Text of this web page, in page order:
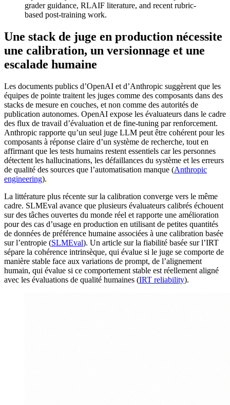
grader guidance, RLAIF literature, and recent rubric-
based post-training work.
Une stack de juge en production nécessite
une calibration, un versionnage et une
escalade humaine
Les documents publics d’OpenAI et d’Anthropic suggèrent que les
équipes de pointe traitent les juges comme des composants dans des
stacks de mesure en couches, et non comme des autorités de
publication autonomes. OpenAI expose les évaluateurs dans le cadre
des flux de travail d’évaluation et de fine-tuning par renforcement.
Anthropic rapporte qu’un seul juge LLM peut être cohérent pour les
composants à réponse claire d’un système de recherche, tout en
affirmant que les tests humains restent essentiels car les personnes
détectent les hallucinations, les défaillances du système et les erreurs
de qualité des sources que l’automatisation manque (Anthropic
engineering).
La littérature plus récente sur la calibration converge vers le même
cadre. SLMEval avance que plusieurs évaluateurs calibrés échouent
sur des tâches ouvertes du monde réel et rapporte une amélioration
pour des cas d’usage en production en utilisant de petites quantités
de données de préférence humaine associées à une calibration basée
sur l’entropie (SLMEval). Un article sur la fiabilité basée sur l’IRT
sépare la cohérence intrinsèque, qui évalue si le juge se comporte de
manière stable face aux variations de prompt, de l’alignement
humain, qui évalue si ce comportement stable est réellement aligné
avec les évaluations de qualité humaines (IRT reliability).